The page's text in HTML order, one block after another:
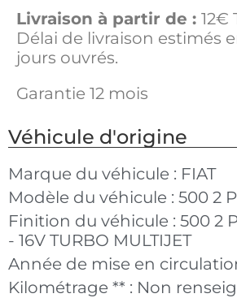
Livraison à partir de : 12€
Délai de livraison estimés
jours ouvrés.
Garantie 12 mois
Véhicule d'origine
Marque du véhicule : FIAT
Modèle du véhicule : 500 2
Finition du véhicule : 500 2
- 16V TURBO MULTIJET
Année de mise en
Kilométrage ** : Non